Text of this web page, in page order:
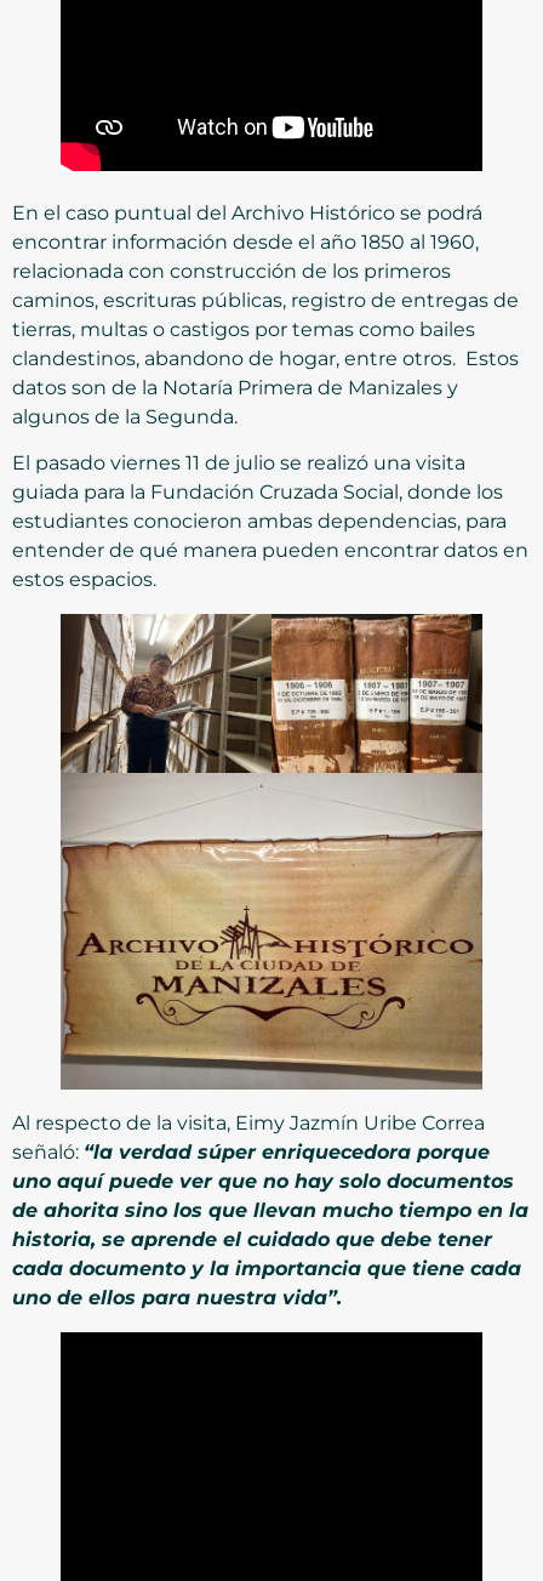
En el caso puntual del Archivo Histórico se podrá
encontrar información desde el año 1850 al 1960,
relacionada con construcción de los primeros
caminos, escrituras públicas, registro de entregas de
tierras, multas o castigos por temas como bailes
clandestinos, abandono de hogar, entre otros. Estos
datos son de la Notaría Primera de Manizales y
algunos de la Segunda.
El pasado viernes 11 de julio se realizó una visita
guiada para la Fundación Cruzada Social, donde los
estudiantes conocieron ambas dependencias, para
entender de qué manera pueden encontrar datos en
estos espacios.
Al respecto de la visita, Eimy Jazmín Uribe Correa
señaló: “la verdad súper enriquecedora porque
uno aquí puede ver que no hay solo documentos
de ahorita sino los que llevan mucho tiempo en la
historia, se aprende el cuidado que debe tener
cada documento y la importancia que tiene cada
uno de ellos para nuestra vida”.